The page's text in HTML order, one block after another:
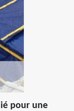
pour une